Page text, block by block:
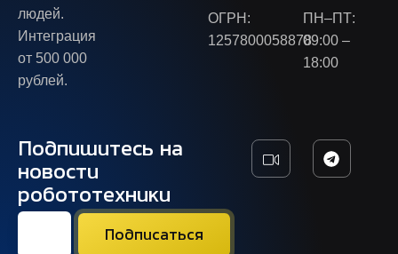
людей.
Интеграция
от 500 000
рублей.
ОГРН:
1257800058878
ПН–ПТ:
09:00 –
18:00
Подпишитесь на
новости
робототехники